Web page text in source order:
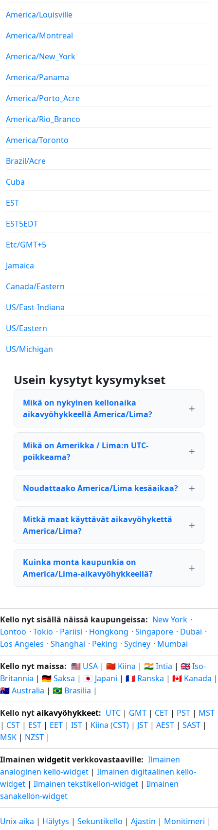
America/Louisville
America/Montreal
America/New_York
America/Panama
America/Porto_Acre
America/Rio_Branco
America/Toronto
Brazil/Acre
Cuba
EST
EST5EDT
Etc/GMT+5
Jamaica
Canada/Eastern
US/East-Indiana
US/Eastern
US/Michigan
Usein kysytyt kysymykset
Mikä on nykyinen kellonaika
aikavyöhykkeellä America/Lima?
Mikä on Amerikka / Lima:n UTC-
poikkeama?
Noudattaako America/Lima kesäaikaa?
Mitkä maat käyttävät aikavyöhykettä
America/Lima?
Kuinka monta kaupunkia on
America/Lima-aikavyöhykkeellä?
Kello nyt sisällä näissä kaupungeissa: New York ·
Lontoo · Tokio · Pariisi · Hongkong · Singapore · Dubai ·
Los Angeles · Shanghai · Peking · Sydney · Mumbai
Kello nyt maissa: 🇺🇸 USA | 🇨🇳 Kiina | 🇮🇳 Intia | 🇬🇧 Iso-
Britannia | 🇩🇪 Saksa | 🇯🇵 Japani | 🇫🇷 Ranska | 🇨🇦 Kanada |
🇦🇺 Australia | 🇧🇷 Brasilia |
Kello nytaikavyöhykkeet: UTC | GMT | CET | PST | MST
| CST | EST | EET | IST | Kiina (CST) | JST | AEST | SAST |
MSK | NZST |
Ilmainen widgetitverkkovastaaville: Ilmainen
analoginen kello-widget | Ilmainen digitaalinen kello-
widget | Ilmainen tekstikellon-widget | Ilmainen
sanakellon-widget
Unix-aika | Hälytys | Sekuntikello | Ajastin | Monitimeri |